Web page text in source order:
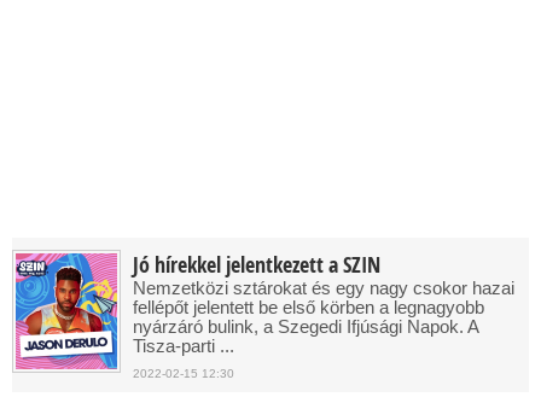
Jó hírekkel jelentkezett a SZIN
Nemzetközi sztárokat és egy nagy csokor hazai
fellépőt jelentett be első körben a legnagyobb
nyárzáró bulink, a Szegedi Ifjúsági Napok. A
Tisza-parti ...
2022-02-15 12:30